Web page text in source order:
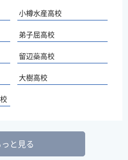
小樽水産高校
弟子屈高校
留辺蘂高校
大樹高校
と見る